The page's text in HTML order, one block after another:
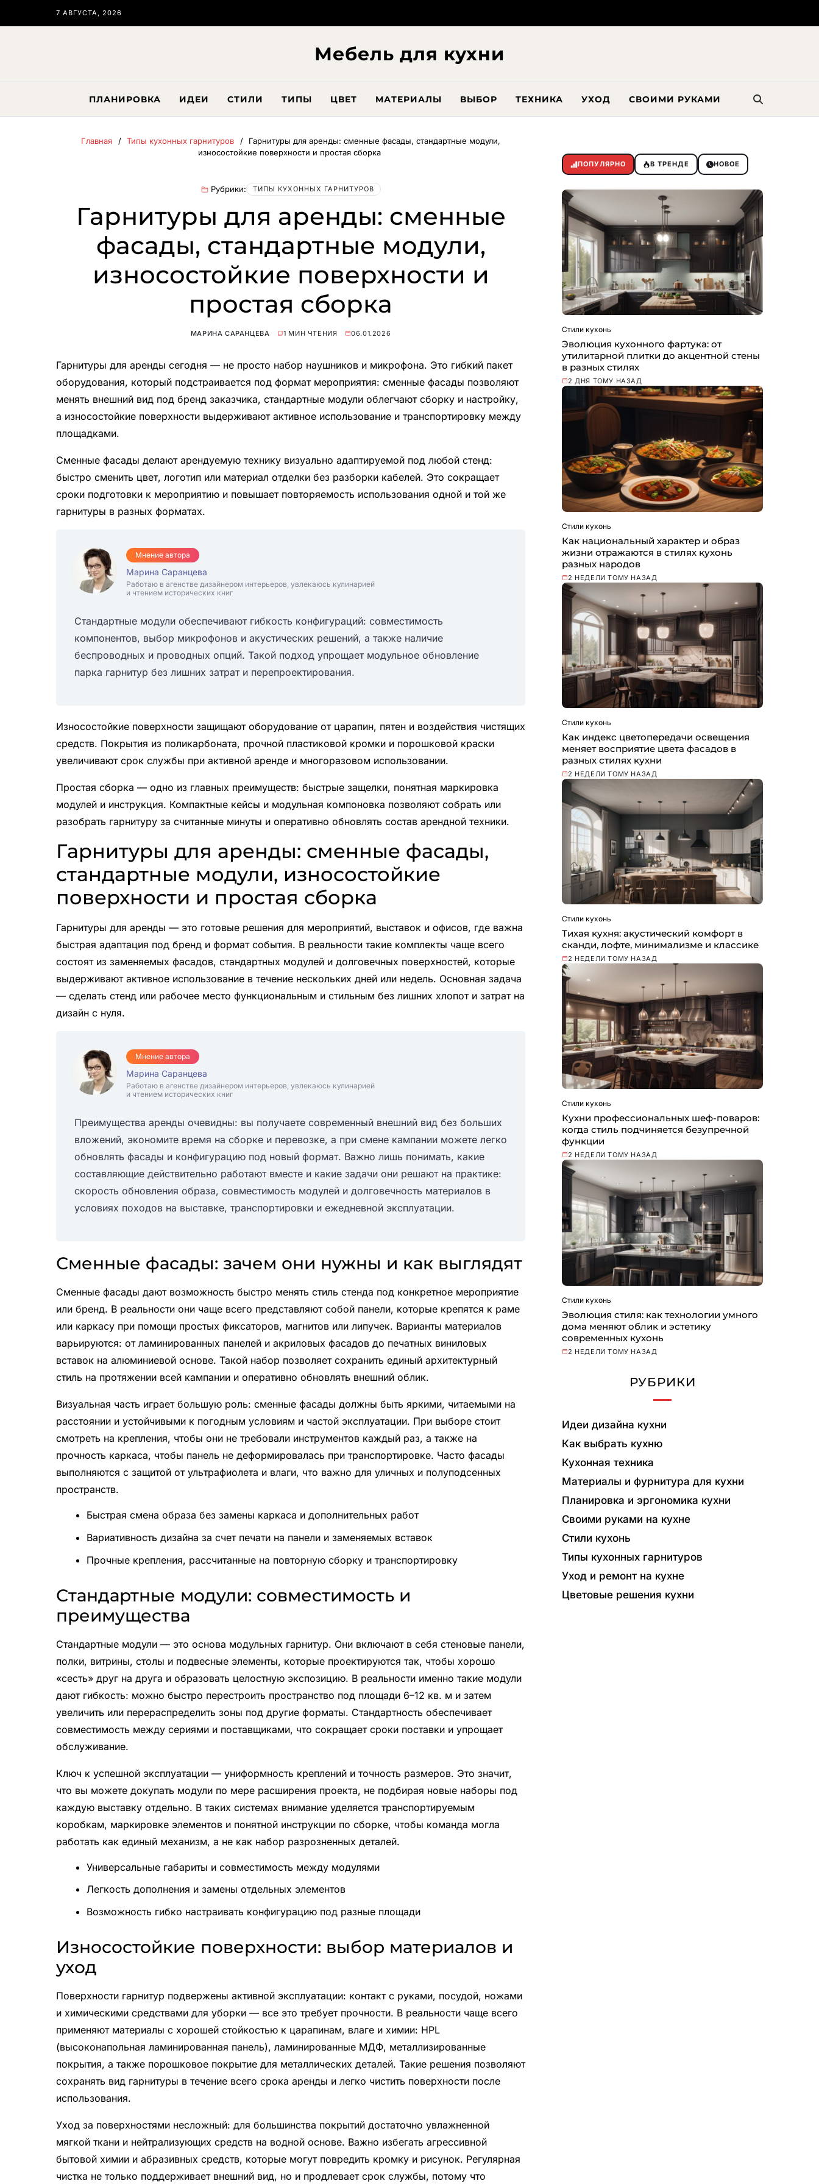
7 АВГУСТА, 2026
Мебель для кухни
ПЛАНИРОВКА ИДЕИ СТИЛИ ТИПЫ ЦВЕТ МАТЕРИАЛЫ ВЫБОР ТЕХНИКА УХОД СВОИМИ РУКАМИ
Главная Типы кухонных гарнитуров
Гарнитуры для аренды: сменные фасады, стандартные модули,
износостойкие поверхности и простая сборка
Рубрики: ТИПЫ КУХОННЫХ ГАРНИТУРОВ
Гарнитуры для аренды: сменные
фасады, стандартные модули,
износостойкие поверхности и
простая сборка
МАРИНА САРАНЦЕВА 1 МИН ЧТЕНИЯ 06.01.2026
Гарнитуры для аренды сегодня — не просто набор наушников и микрофона. Это гибкий пакет
оборудования, который подстраивается под формат мероприятия: сменные фасады позволяют
менять внешний вид под бренд заказчика, стандартные модули облегчают сборку и настройку,
а износостойкие поверхности выдерживают активное использование и транспортировку между
площадками.
Сменные фасады делают арендуемую технику визуально адаптируемой под любой стенд:
быстро сменить цвет, логотип или материал отделки без разборки кабелей. Это сокращает
сроки подготовки к мероприятию и повышает повторяемость использования одной и той же
гарнитуры в разных форматах.
Мнение автора
Марина Саранцева
Работаю в агенстве дизайнером интерьеров, увлекаюсь кулинарией
и чтением исторических книг
Стандартные модули обеспечивают гибкость конфигураций: совместимость
компонентов, выбор микрофонов и акустических решений, а также наличие
беспроводных и проводных опций. Такой подход упрощает модульное обновление
парка гарнитур без лишних затрат и перепроектирования.
Износостойкие поверхности защищают оборудование от царапин, пятен и воздействия чистящих
средств. Покрытия из поликарбоната, прочной пластиковой кромки и порошковой краски
увеличивают срок службы при активной аренде и многоразовом использовании.
Простая сборка — одно из главных преимуществ: быстрые защелки, понятная маркировка
модулей и инструкция. Компактные кейсы и модульная компоновка позволяют собрать или
разобрать гарнитуру за считанные минуты и оперативно обновлять состав арендной техники.
Гарнитуры для аренды: сменные фасады,
стандартные модули, износостойкие
поверхности и простая сборка
Гарнитуры для аренды — это готовые решения для мероприятий, выставок и офисов, где важна
быстрая адаптация под бренд и формат события. В реальности такие комплекты чаще всего
состоят из заменяемых фасадов, стандартных модулей и долговечных поверхностей, которые
выдерживают активное использование в течение нескольких дней или недель. Основная задача
— сделать стенд или рабочее место функциональным и стильным без лишних хлопот и затрат на
дизайн с нуля.
Мнение автора
Марина Саранцева
Работаю в агенстве дизайнером интерьеров, увлекаюсь кулинарией
и чтением исторических книг
Преимущества аренды очевидны: вы получаете современный внешний вид без больших
вложений, экономите время на сборке и перевозке, а при смене кампании можете легко
обновлять фасады и конфигурацию под новый формат. Важно лишь понимать, какие
составляющие действительно работают вместе и какие задачи они решают на практике:
скорость обновления образа, совместимость модулей и долговечность материалов в
условиях походов на выставке, транспортировки и ежедневной эксплуатации.
Сменные фасады: зачем они нужны и как выглядят
Сменные фасады дают возможность быстро менять стиль стенда под конкретное мероприятие
или бренд. В реальности они чаще всего представляют собой панели, которые крепятся к раме
или каркасу при помощи простых фиксаторов, магнитов или липучек. Варианты материалов
варьируются: от ламинированных панелей и акриловых фасадов до печатных виниловых
вставок на алюминиевой основе. Такой набор позволяет сохранить единый архитектурный
стиль на протяжении всей кампании и оперативно обновлять внешний облик.
Визуальная часть играет большую роль: сменные фасады должны быть яркими, читаемыми на
расстоянии и устойчивыми к погодным условиям и частой эксплуатации. При выборе стоит
смотреть на крепления, чтобы они не требовали инструментов каждый раз, а также на
прочность каркаса, чтобы панель не деформировалась при транспортировке. Часто фасады
выполняются с защитой от ультрафиолета и влаги, что важно для уличных и полуподсенных
пространств.
Быстрая смена образа без замены каркаса и дополнительных работ
Вариативность дизайна за счет печати на панели и заменяемых вставок
Прочные крепления, рассчитанные на повторную сборку и транспортировку
Стандартные модули: совместимость и
преимущества
Стандартные модули — это основа модульных гарнитур. Они включают в себя стеновые панели,
полки, витрины, столы и подвесные элементы, которые проектируются так, чтобы хорошо
«сесть» друг на друга и образовать целостную экспозицию. В реальности именно такие модули
дают гибкость: можно быстро перестроить пространство под площади 6–12 кв. м и затем
увеличить или перераспределить зоны под другие форматы. Стандартность обеспечивает
совместимость между сериями и поставщиками, что сокращает сроки поставки и упрощает
обслуживание.
Ключ к успешной эксплуатации — униформность креплений и точность размеров. Это значит,
что вы можете докупать модули по мере расширения проекта, не подбирая новые наборы под
каждую выставку отдельно. В таких системах внимание уделяется транспортируемым
коробкам, маркировке элементов и понятной инструкции по сборке, чтобы команда могла
работать как единый механизм, а не как набор разрозненных деталей.
Универсальные габариты и совместимость между модулями
Легкость дополнения и замены отдельных элементов
Возможность гибко настраивать конфигурацию под разные площади
Износостойкие поверхности: выбор материалов и
уход
Поверхности гарнитур подвержены активной эксплуатации: контакт с руками, посудой, ножами
и химическими средствами для уборки — все это требует прочности. В реальности чаще всего
применяют материалы с хорошей стойкостью к царапинам, влаге и химии: HPL
(высоконапольная ламинированная панель), ламинированные МДФ, металлизированные
покрытия, а также порошковое покрытие для металлических деталей. Такие решения позволяют
сохранять вид гарнитуры в течение всего срока аренды и легко чистить поверхности после
использования.
Уход за поверхностями несложный: для большинства покрытий достаточно увлажненной
мягкой ткани и нейтрализующих средств на водной основе. Важно избегать агрессивной
бытовой химии и абразивных средств, которые могут повредить кромку и рисунок. Регулярная
чистка не только поддерживает внешний вид, но и продлевает срок службы, потому что
ПОПУЛЯРНО В ТРЕНДЕ НОВОЕ
Стили кухонь
Эволюция кухонного фартука: от
утилитарной плитки до акцентной стены
в разных стилях
2 ДНЯ ТОМУ НАЗАД
Стили кухонь
Как национальный характер и образ
жизни отражаются в стилях кухонь
разных народов
2 НЕДЕЛИ ТОМУ НАЗАД
Стили кухонь
Как индекс цветопередачи освещения
меняет восприятие цвета фасадов в
разных стилях кухни
2 НЕДЕЛИ ТОМУ НАЗАД
Стили кухонь
Тихая кухня: акустический комфорт в
сканди, лофте, минимализме и классике
2 НЕДЕЛИ ТОМУ НАЗАД
Стили кухонь
Кухни профессиональных шеф-поваров:
когда стиль подчиняется безупречной
функции
2 НЕДЕЛИ ТОМУ НАЗАД
Стили кухонь
Эволюция стиля: как технологии умного
дома меняют облик и эстетику
современных кухонь
2 НЕДЕЛИ ТОМУ НАЗАД
РУБРИКИ
Идеи дизайна кухни
Как выбрать кухню
Кухонная техника
Материалы и фурнитура для кухни
Планировка и эргономика кухни
Своими руками на кухне
Стили кухонь
Типы кухонных гарнитуров
Уход и ремонт на кухне
Цветовые решения кухни